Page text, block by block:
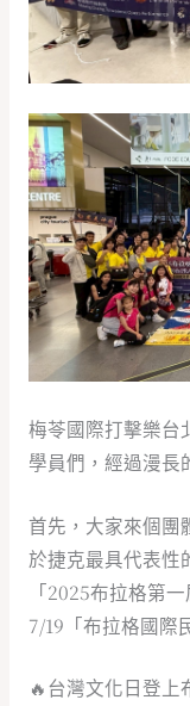
梅苓國際打擊樂
學員們，經過漫長
首先，大家來個團
於捷克最具代表
「2025布拉格第
7/19「布拉格國際
🔥台灣文化日登上